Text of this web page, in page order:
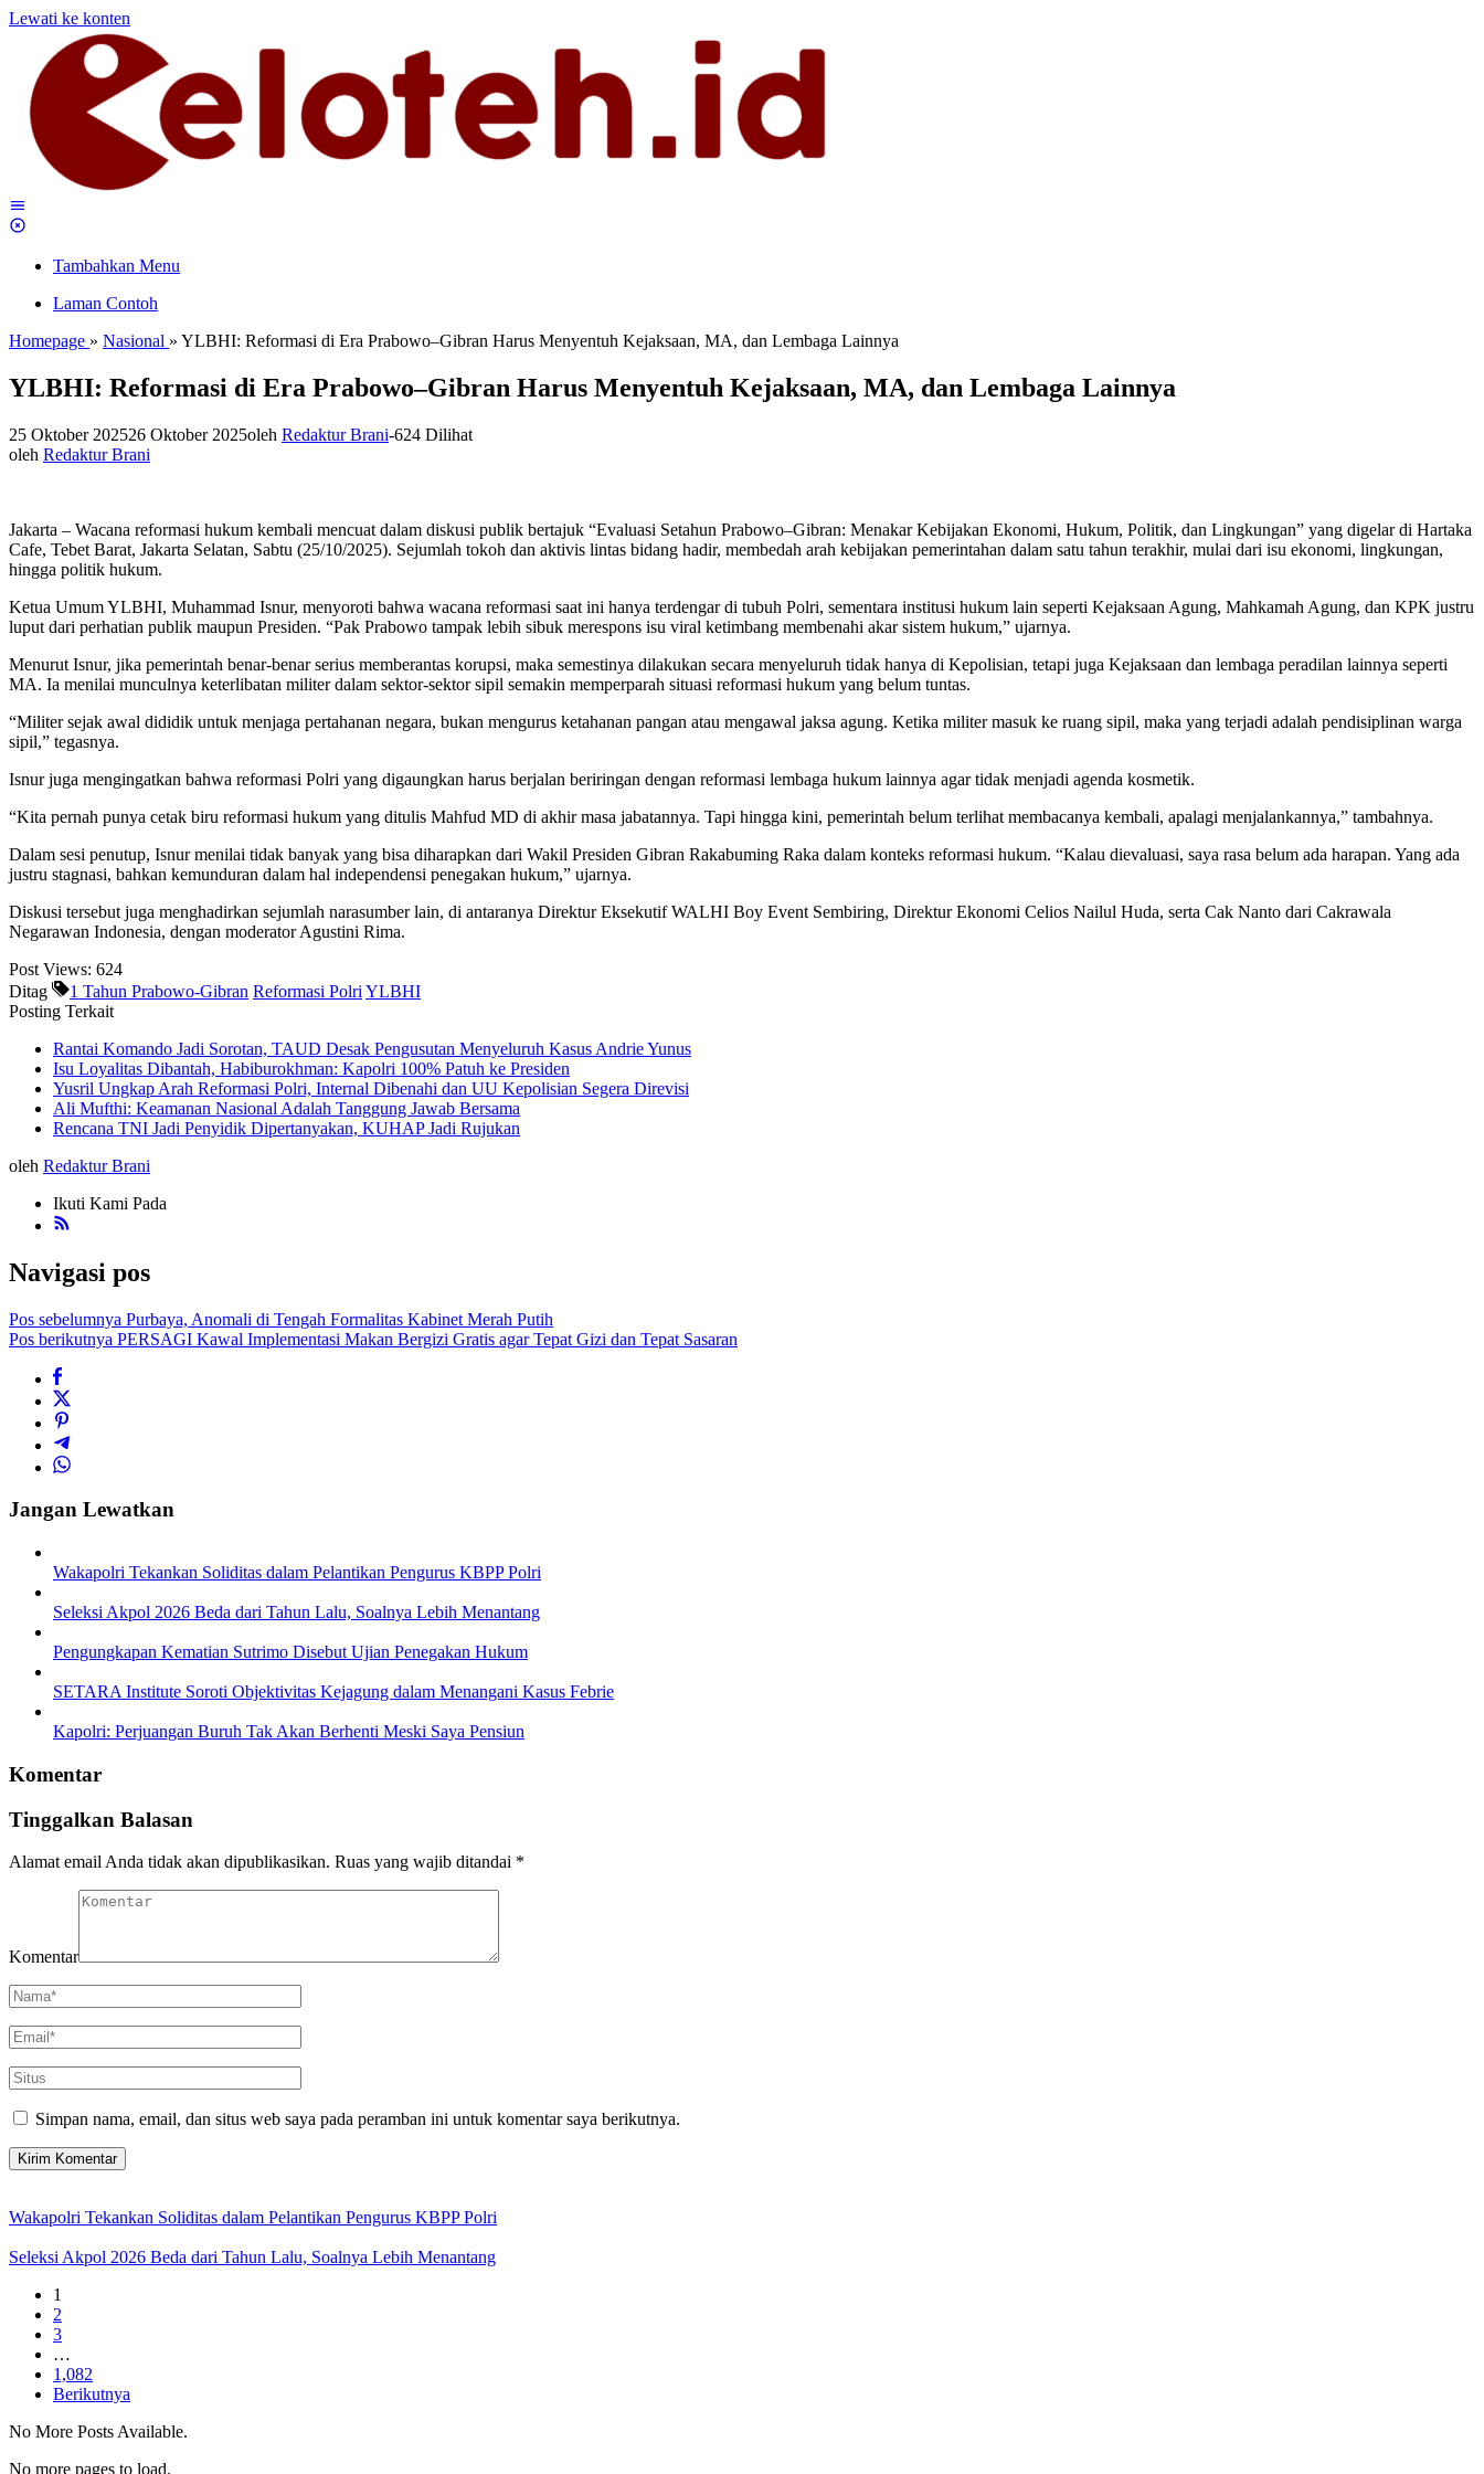
Lewati ke konten
Tambahkan Menu
Laman Contoh
Homepage » Nasional » YLBHI: Reformasi di Era Prabowo–Gibran Harus Menyentuh Kejaksaan, MA, dan Lembaga Lainnya
YLBHI: Reformasi di Era Prabowo–Gibran Harus Menyentuh Kejaksaan, MA, dan Lembaga Lainnya
25 Oktober 202526 Oktober 2025oleh Redaktur Brani-624 Dilihat
oleh Redaktur Brani
Jakarta – Wacana reformasi hukum kembali mencuat dalam diskusi publik bertajuk “Evaluasi Setahun Prabowo–Gibran: Menakar Kebijakan Ekonomi, Hukum, Politik, dan Lingkungan” yang digelar di Hartaka
Cafe, Tebet Barat, Jakarta Selatan, Sabtu (25/10/2025). Sejumlah tokoh dan aktivis lintas bidang hadir, membedah arah kebijakan pemerintahan dalam satu tahun terakhir, mulai dari isu ekonomi, lingkungan,
hingga politik hukum.
Ketua Umum YLBHI, Muhammad Isnur, menyoroti bahwa wacana reformasi saat ini hanya terdengar di tubuh Polri, sementara institusi hukum lain seperti Kejaksaan Agung, Mahkamah Agung, dan KPK justru
luput dari perhatian publik maupun Presiden. “Pak Prabowo tampak lebih sibuk merespons isu viral ketimbang membenahi akar sistem hukum,” ujarnya.
Menurut Isnur, jika pemerintah benar-benar serius memberantas korupsi, maka semestinya dilakukan secara menyeluruh tidak hanya di Kepolisian, tetapi juga Kejaksaan dan lembaga peradilan lainnya seperti
MA. Ia menilai munculnya keterlibatan militer dalam sektor-sektor sipil semakin memperparah situasi reformasi hukum yang belum tuntas.
“Militer sejak awal dididik untuk menjaga pertahanan negara, bukan mengurus ketahanan pangan atau mengawal jaksa agung. Ketika militer masuk ke ruang sipil, maka yang terjadi adalah pendisiplinan warga
sipil,” tegasnya.
Isnur juga mengingatkan bahwa reformasi Polri yang digaungkan harus berjalan beriringan dengan reformasi lembaga hukum lainnya agar tidak menjadi agenda kosmetik.
“Kita pernah punya cetak biru reformasi hukum yang ditulis Mahfud MD di akhir masa jabatannya. Tapi hingga kini, pemerintah belum terlihat membacanya kembali, apalagi menjalankannya,” tambahnya.
Dalam sesi penutup, Isnur menilai tidak banyak yang bisa diharapkan dari Wakil Presiden Gibran Rakabuming Raka dalam konteks reformasi hukum. “Kalau dievaluasi, saya rasa belum ada harapan. Yang ada
justru stagnasi, bahkan kemunduran dalam hal independensi penegakan hukum,” ujarnya.
Diskusi tersebut juga menghadirkan sejumlah narasumber lain, di antaranya Direktur Eksekutif WALHI Boy Event Sembiring, Direktur Ekonomi Celios Nailul Huda, serta Cak Nanto dari Cakrawala
Negarawan Indonesia, dengan moderator Agustini Rima.
Post Views: 624
Ditag
1 Tahun Prabowo-Gibran Reformasi Polri YLBHI
Posting Terkait
Rantai Komando Jadi Sorotan, TAUD Desak Pengusutan Menyeluruh Kasus Andrie Yunus
Isu Loyalitas Dibantah, Habiburokhman: Kapolri 100% Patuh ke Presiden
Yusril Ungkap Arah Reformasi Polri, Internal Dibenahi dan UU Kepolisian Segera Direvisi
Ali Mufthi: Keamanan Nasional Adalah Tanggung Jawab Bersama
Rencana TNI Jadi Penyidik Dipertanyakan, KUHAP Jadi Rujukan
oleh Redaktur Brani
Ikuti Kami Pada
Navigasi pos
Pos sebelumnya Purbaya, Anomali di Tengah Formalitas Kabinet Merah Putih
Pos berikutnya PERSAGI Kawal Implementasi Makan Bergizi Gratis agar Tepat Gizi dan Tepat Sasaran
Jangan Lewatkan
Wakapolri Tekankan Soliditas dalam Pelantikan Pengurus KBPP Polri
Seleksi Akpol 2026 Beda dari Tahun Lalu, Soalnya Lebih Menantang
Pengungkapan Kematian Sutrimo Disebut Ujian Penegakan Hukum
SETARA Institute Soroti Objektivitas Kejagung dalam Menangani Kasus Febrie
Kapolri: Perjuangan Buruh Tak Akan Berhenti Meski Saya Pensiun
Komentar
Tinggalkan Balasan
Alamat email Anda tidak akan dipublikasikan. Ruas yang wajib ditandai *
Komentar
Simpan nama, email, dan situs web saya pada peramban ini untuk komentar saya berikutnya.
Wakapolri Tekankan Soliditas dalam Pelantikan Pengurus KBPP Polri
Seleksi Akpol 2026 Beda dari Tahun Lalu, Soalnya Lebih Menantang
1
2
3
…
1,082
Berikutnya
No More Posts Available.
No more pages to load.